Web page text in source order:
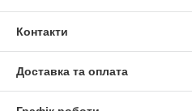
Контакти
Доставка та оплата